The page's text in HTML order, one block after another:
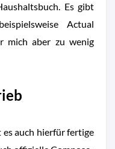
Es gibt
Actual
mich aber zu wenig
auch hierfür fertige